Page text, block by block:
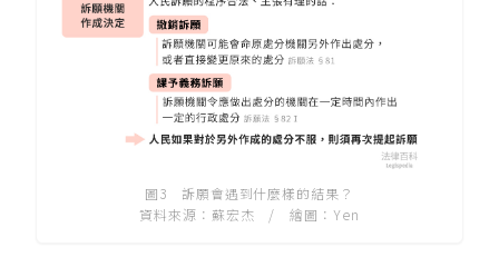
圖3 訴願會遇到什麼樣的結果？
資料來源：蘇宏杰 / 繪圖：Yen